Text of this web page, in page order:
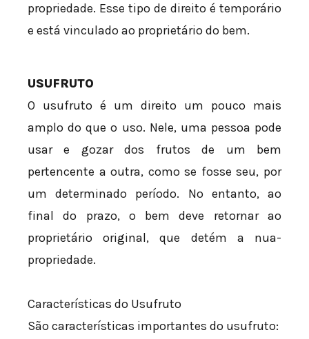
propriedade. Esse tipo de direito é temporário
e está vinculado ao proprietário do bem.
USUFRUTO
O usufruto é um direito um pouco mais
amplo do que o uso. Nele, uma pessoa pode
usar e gozar dos frutos de um bem
pertencente a outra, como se fosse seu, por
um determinado período. No entanto, ao
final do prazo, o bem deve retornar ao
proprietário original, que detém a nua-
propriedade.
Características do Usufruto
São características importantes do usufruto: